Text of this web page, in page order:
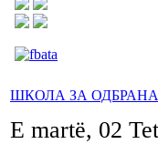
ШКОЛА ЗА
E martë, 02